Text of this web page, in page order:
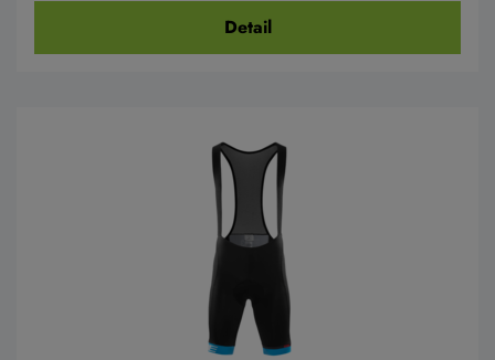
Detail